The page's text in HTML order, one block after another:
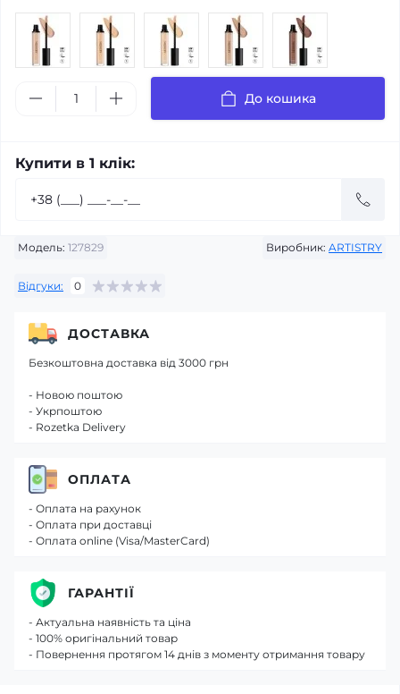
Модель: 127829 Виробник: ARTISTRY
Відгуки: 0
До кошика
Купити в 1 клік:
ДОСТАВКА
Безкоштовна доставка від 3000 грн
- Новою поштою
- Укрпоштою
- Rozetka Delivery
ОПЛАТА
- Оплата на рахунок
- Оплата при доставці
- Оплата online (Visa/MasterCard)
ГАРАНТІЇ
- Актуальна наявність та ціна
- 100% оригінальний товар
- Повернення протягом 14 днів з моменту отримання товару